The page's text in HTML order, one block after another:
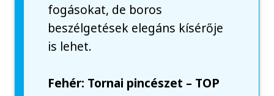
fogásokat, de boros
beszélgetések elegáns kísérője
is lehet.
Fehér: Tornai pincészet – TOP